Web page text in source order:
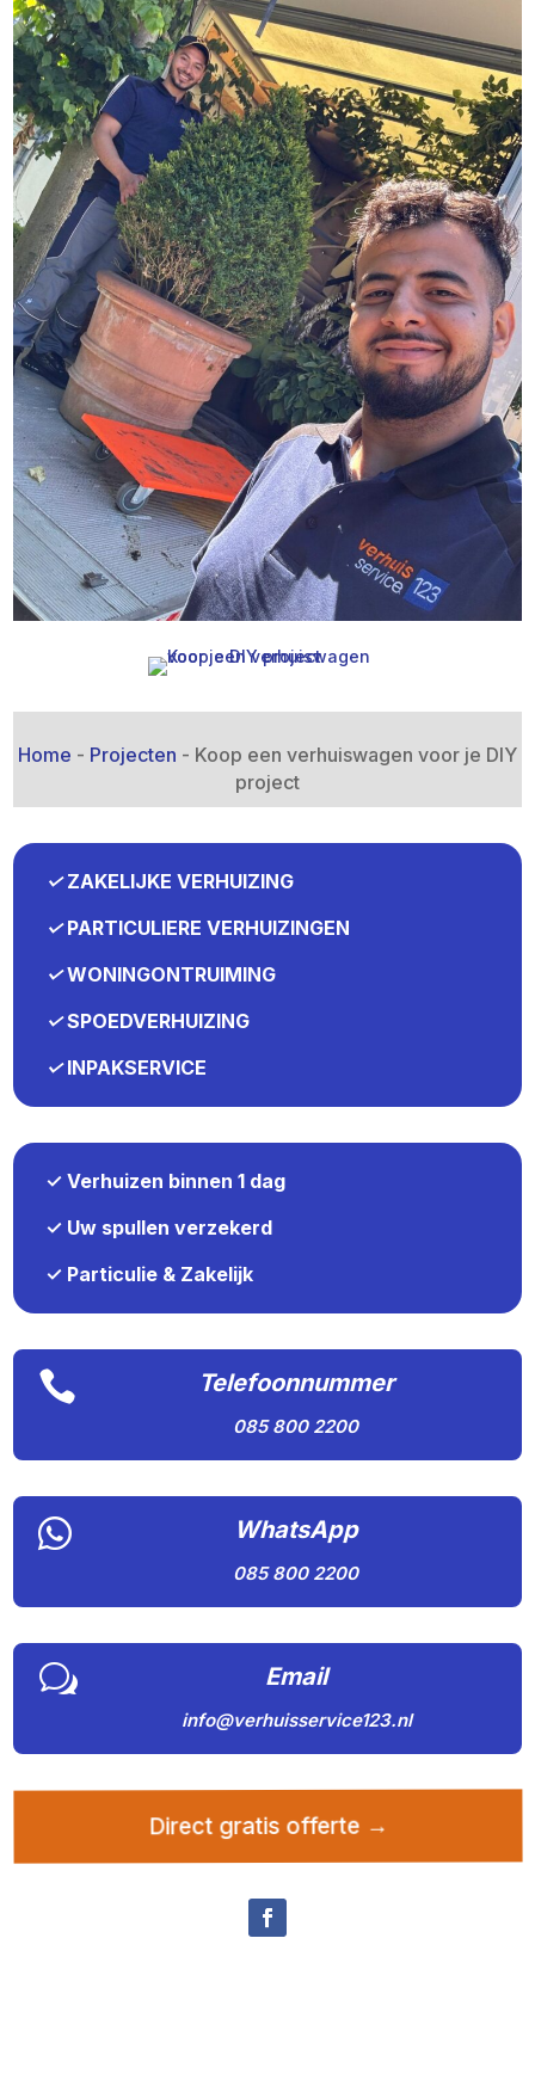
Home - Projecten - Koop een verhuiswagen voor je DIY
project
✓ZAKELIJKE VERHUIZING
✓PARTICULIERE VERHUIZINGEN
✓WONINGONTRUIMING
✓SPOEDVERHUIZING
✓INPAKSERVICE
✓ Verhuizen binnen 1 dag
✓ Uw spullen verzekerd
✓ Particulie & Zakelijk
 Telefoonnummer
085 800 2200
 WhatsApp
085 800 2200
w Email
info@verhuisservice123.nl
Direct gratis offerte →